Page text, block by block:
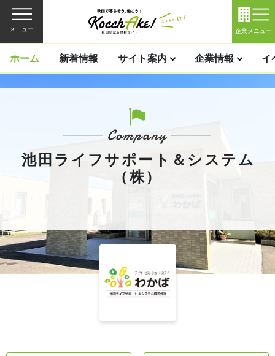
メニュー 企業メニュー
ホーム 新着情報 サイト案内 企業情報 イ
池田ライフサポート＆システム
（株）